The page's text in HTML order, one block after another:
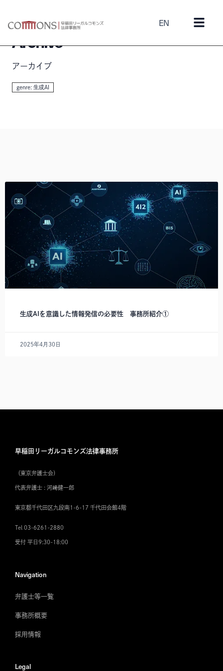
EN
Archive
アーカイブ
genre: 生成AI
生成AIを意識した情報発信の必要性 事務所紹介①
2025年4月30日
早稲田リーガルコモンズ法律事務所
（東京弁護士会）
代表弁護士 : 河﨑健一郎
東京都千代田区九段南1-6-17 千代田会館4階
Tel 03-6261-2880
受付 平日9:30-18:00
Navigation
弁護士等一覧
事務所概要
採用情報
Legal